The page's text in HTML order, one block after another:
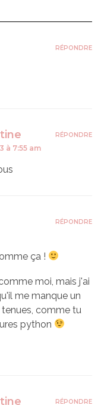
RÉPONDRE
à 7:55 am
RÉPONDRE
ça !
moi, mais j'ai
me manque un
comme tu
python
RÉPONDRE
RÉPONDRE